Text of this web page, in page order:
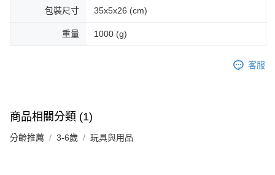
包裝尺寸 35x5x26 (cm)
重量 1000 (g)
客服
商品相關分類 (1)
分齡推薦 3-6歲 玩具與用品